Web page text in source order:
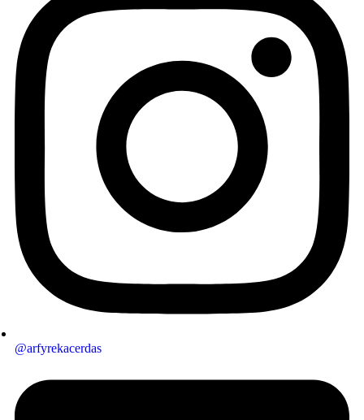
@arfyrekacerdas